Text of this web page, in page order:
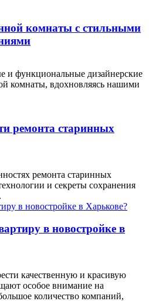
комнаты с стильными
и функциональные дизайнерские
комнаты, вдохновляясь нашими
ремонта старинных
ремонта старинных
и секреты сохранения
в новостройке в
качественную и красивую
особое внимание на
количество компаний,